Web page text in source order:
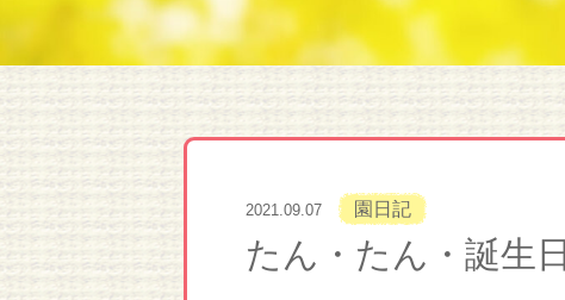
2021.09.07 園日記
たん・たん・誕生日